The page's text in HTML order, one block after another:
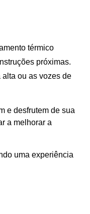
térmico
próximas.
ou as vozes de
e desfrutem de sua
a melhorar a
uma experiência